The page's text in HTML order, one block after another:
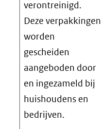
verontreinigd.
Deze verpakkingen
worden
gescheiden
aangeboden door
en ingezameld bij
huishoudens en
bedrijven.